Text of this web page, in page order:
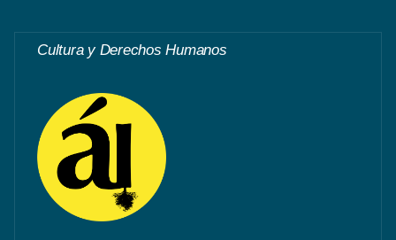
Cultura y Derechos Humanos